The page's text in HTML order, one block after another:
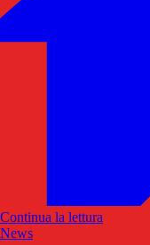
Continua la lettura
News